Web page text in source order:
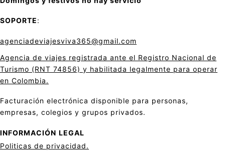
SOPORTE:
agenciadeviajesviva365@gmail.com
Agencia de viajes registrada ante el Registro Nacional de
Turismo (RNT 74856) y habilitada legalmente para operar
en Colombia.
Facturación electrónica disponible para personas,
empresas, colegios y grupos privados.
INFORMACIÓN LEGAL
Politicas de privacidad.